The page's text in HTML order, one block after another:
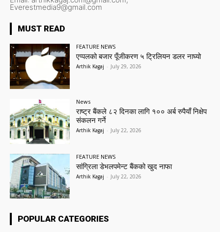
Everestmedia9@gmail.com
MUST READ
FEATURE NEWS
एप्पलको बजार पूँजीकरण ५ ट्रिलियन डलर नाघ्यो
Arthik Kagaj - July 29, 2026
News
राष्ट्र बैंकले ८२ दिनका लागि १०० अर्ब रुपैयाँ निक्षेप
संकलन गर्ने
Arthik Kagaj - July 22, 2026
FEATURE NEWS
सांग्रिला डेभलपमेन्ट बैंकको खुद नाफा
Arthik Kagaj - July 22, 2026
POPULAR CATEGORIES